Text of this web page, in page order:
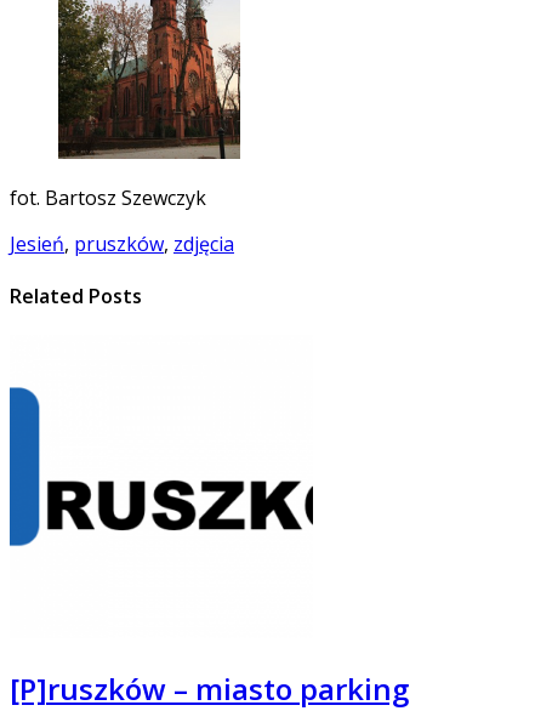
fot. Bartosz Szewczyk
Jesień, pruszków, zdjęcia
Related Posts
[P]ruszków – miasto parking